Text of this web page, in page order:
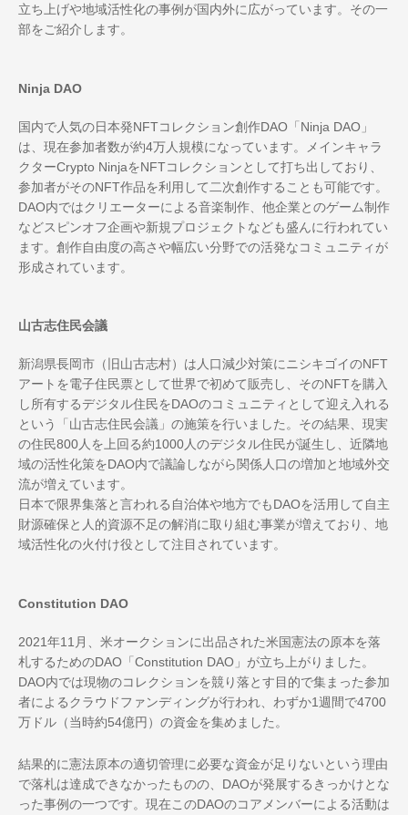
立ち上げや地域活性化の事例が国内外に広がっています。その一
部をご紹介します。
Ninja DAO
国内で人気の日本発NFTコレクション創作DAO「Ninja DAO」
は、現在参加者数が約4万人規模になっています。メインキャラ
クターCrypto NinjaをNFTコレクションとして打ち出しており、
参加者がそのNFT作品を利用して二次創作することも可能です。
DAO内ではクリエーターによる音楽制作、他企業とのゲーム制作
などスピンオフ企画や新規プロジェクトなども盛んに行われてい
ます。創作自由度の高さや幅広い分野での活発なコミュニティが
形成されています。
山古志住民会議
新潟県長岡市（旧山古志村）は人口減少対策にニシキゴイのNFT
アートを電子住民票として世界で初めて販売し、そのNFTを購入
し所有するデジタル住民をDAOのコミュニティとして迎え入れる
という「山古志住民会議」の施策を行いました。その結果、現実
の住民800人を上回る約1000人のデジタル住民が誕生し、近隣地
域の活性化策をDAO内で議論しながら関係人口の増加と地域外交
流が増えています。
日本で限界集落と言われる自治体や地方でもDAOを活用して自主
財源確保と人的資源不足の解消に取り組む事業が増えており、地
域活性化の火付け役として注目されています。
Constitution DAO
2021年11月、米オークションに出品された米国憲法の原本を落
札するためのDAO「Constitution DAO」が立ち上がりました。
DAO内では現物のコレクションを競り落とす目的で集まった参加
者によるクラウドファンディングが行われ、わずか1週間で4700
万ドル（当時約54億円）の資金を集めました。
結果的に憲法原本の適切管理に必要な資金が足りないという理由
で落札は達成できなかったものの、DAOが発展するきっかけとな
った事例の一つです。現在このDAOのコアメンバーによる活動は